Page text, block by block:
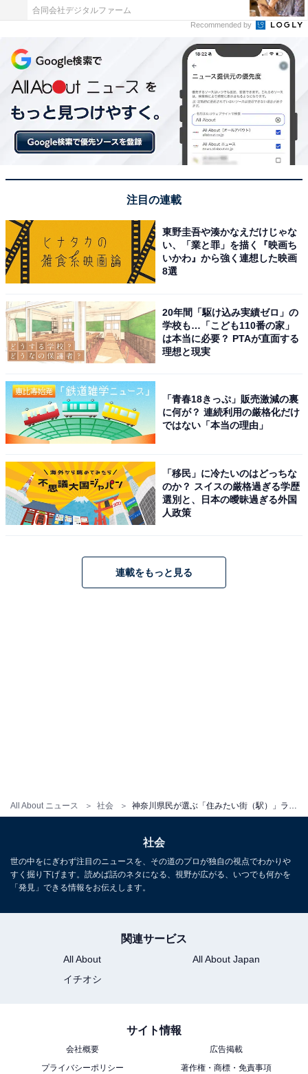
All About ニュース 社会
ポットとしても楽しめます。
＞10位までの全ランキング結果を見る
【おすすめ記事】
神奈川県民が選ぶ「住み続けたい駅」ランキング！ 3位
「本鵠沼駅」、2位「鵠沼海岸駅」、1位は？
・
神奈川県の住みここち「駅」ランキング！ 3位「センタ
ー北」、2位「元町・中華街」、1位は…？
・
神奈川県民が選ぶ「街の幸福度」ランキング！ 3位「逗
子市」、2位「横浜市青葉区」、1位は？
・
神奈川県の住みここちランキング！ 3位「横浜市青葉
【関連リンク】
合同会社デジタルファーム
Recommended by
注目の連載
東野圭吾や湊かなえだけじゃな
い、「業と罪」を描く『映画ち
いかわ』から強く連想した映画
8選
20年間「駆け込み実績ゼロ」の
学校も…「こども110番の家」
は本当に必要？ PTAが直面する
理想と現実
「青春18きっぷ」販売激減の裏
に何が？ 連続利用の厳格化だけ
ではない「本当の理由」
「移民」に冷たいのはどっちな
のか？ スイスの厳格過ぎる学歴
選別と、日本の曖昧過ぎる外国
人政策
連載をもっと見る
社会
世の中をにぎわず注目のニュースを、その道のプロが独自の視点でわかりや
すく掘り下げます。読めば話のネタになる、視野が広がる、いつでも何かを
「発見」できる情報をお伝えします。
関連サービス
All About
All About Japan
イチオシ
サイト情報
会社概要
広告掲載
プライバシーポリシー
著作権・商標・免責事項